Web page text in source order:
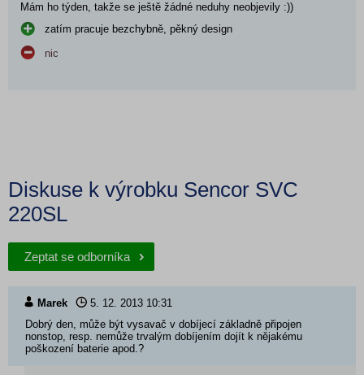
Mám ho týden, takže se ještě žádné neduhy neobjevily :))
zatím pracuje bezchybně, pěkný design
nic
Diskuse k výrobku Sencor SVC
220SL
Zeptat se odborníka
Marek 5. 12. 2013 10:31
Dobrý den, může být vysavač v dobíjecí základně připojen
nonstop, resp. nemůže trvalým dobíjením dojít k nějakému
poškození baterie apod.?